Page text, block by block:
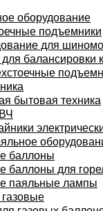
оборудование
подъемники
для
балансировки
бытовая техника
баллоны
баллоны для
паяльные лампы